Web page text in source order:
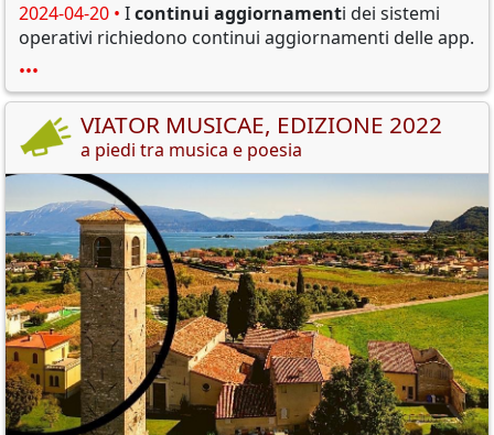
2024-04-20 • Icontinui aggiornamenti dei sistemi
operativi richiedono continui aggiornamenti delle app.
•••
VIATOR MUSICAE, EDIZIONE 2022
a piedi tra musica e poesia